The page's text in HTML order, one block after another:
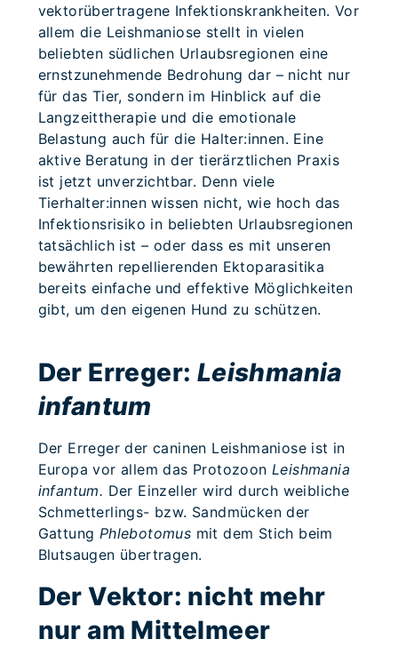
vektorübertragene Infektionskrankheiten. Vor
allem die Leishmaniose stellt in vielen
beliebten südlichen Urlaubsregionen eine
ernstzunehmende Bedrohung dar – nicht nur
für das Tier, sondern im Hinblick auf die
Langzeittherapie und die emotionale
Belastung auch für die Halter:innen. Eine
aktive Beratung in der tierärztlichen Praxis
ist jetzt unverzichtbar. Denn viele
Tierhalter:innen wissen nicht, wie hoch das
Infektionsrisiko in beliebten Urlaubsregionen
tatsächlich ist – oder dass es mit unseren
bewährten repellierenden Ektoparasitika
bereits einfache und effektive Möglichkeiten
gibt, um den eigenen Hund zu schützen.
Der Erreger: Leishmania
infantum
Der Erreger der caninen Leishmaniose ist in
Europa vor allem das Protozoon Leishmania
infantum. Der Einzeller wird durch weibliche
Schmetterlings- bzw. Sandmücken der
Gattung Phlebotomus mit dem Stich beim
Blutsaugen übertragen.
Der Vektor: nicht mehr
nur am Mittelmeer